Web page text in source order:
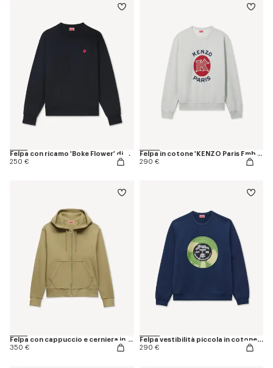
Felpa con ricamo 'Boke Flower' di cotone
250 €
Felpa in cotone 'KENZO Paris Emblem'
290 €
Felpa con cappuccio e cerniera in cotone ricamata 'KENZO Signature'
350 €
Felpa vestibilità piccola in cotone 'KENZO Sounds'
290 €